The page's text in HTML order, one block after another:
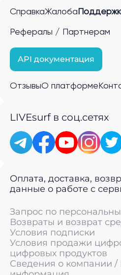
СправкаЖалоба
Рефералы / Партнерам
API документация
ОтзывыО платформе
LIVEsurf в соц.сетях
Оплата, доставка,
данные о работе с
Запрос по
Возвраты и возврат
Условия подписки
Условия продажи
цифровых продуктов
Сведения о компании /